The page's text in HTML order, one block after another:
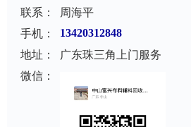
联系：
周海平
手机：
13420312848
地址：
广东珠三角上门服务
微信：